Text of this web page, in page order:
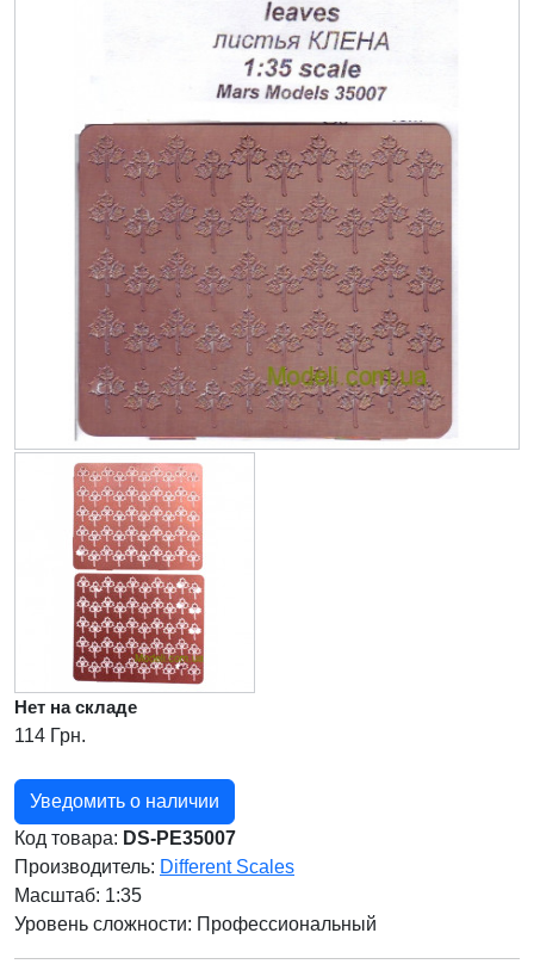
Нет на складе
114 Грн.
Уведомить о наличии
Код товара: DS-PE35007
Производитель: Different Scales
Масштаб: 1:35
Уровень сложности: Профессиональный